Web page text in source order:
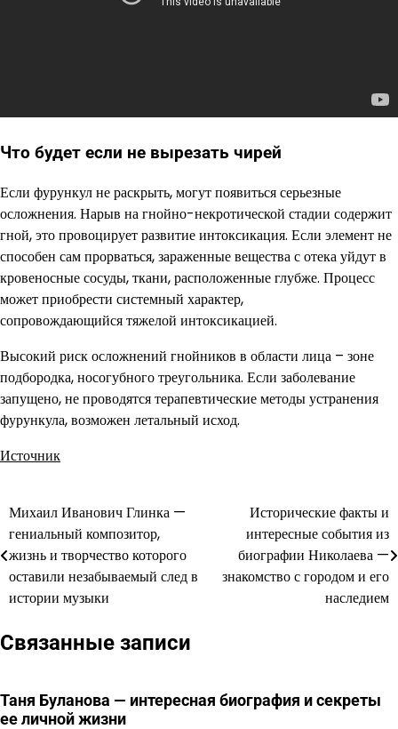
Что будет если не вырезать чирей
Если фурункул не раскрыть, могут появиться серьезные
осложнения. Нарыв на гнойно-некротической стадии содержит
гной, это провоцирует развитие интоксикация. Если элемент не
способен сам прорваться, зараженные вещества с отека уйдут в
кровеносные сосуды, ткани, расположенные глубже. Процесс
может приобрести системный характер,
сопровождающийся тяжелой интоксикацией.
Высокий риск осложнений гнойников в области лица – зоне
подбородка, носогубного треугольника. Если заболевание
запущено, не проводятся терапевтические методы устранения
фурункула, возможен летальный исход.
Источник
Навигация
по
записям
Михаил Иванович Глинка —
гениальный композитор,
жизнь и творчество которого
оставили незабываемый след в
истории музыки
Исторические факты и
интересные события из
биографии Николаева —
знакомство с городом и его
наследием
Связанные записи
Таня Буланова — интересная биография и секреты
ее личной жизни